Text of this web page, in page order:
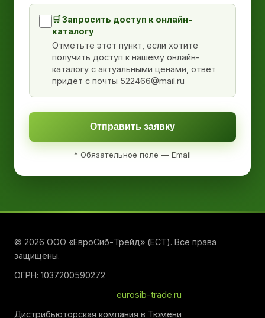
🛒 Запросить доступ к онлайн-
каталогу
Отметьте этот пункт, если хотите
получить доступ к нашему онлайн-
каталогу с актуальными ценами, ответ
придёт с почты 522466@mail.ru
Отправить заявку
* Обязательное поле — Email
© 2026 ООО «ЕвроСиб-Трейд» (ЕСТ). Все права
защищены.
ОГРН: 1037200590272
eurosib-trade.ru
Дистрибьюторская компания в Тюмени